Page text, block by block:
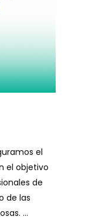
el
el objetivo
de
de las
...